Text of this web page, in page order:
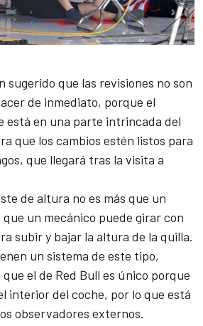
sugerido que las revisiones no son
de inmediato, porque el
está en una parte intrincada del
que los cambios estén listos para
que llegará tras la visita a
de altura no es más que un
un mecánico puede girar con
subir y bajar la altura de la quilla.
un sistema de este tipo,
el de Red Bull es único porque
interior del coche, por lo que está
observadores externos.